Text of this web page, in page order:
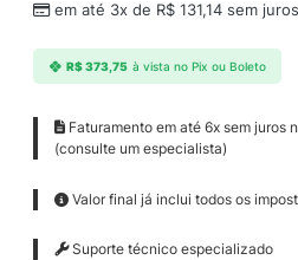
em até 3x de R$ 131,14 sem juros
R$373,75 à vista no Pix ou Boleto
Faturamento em até 6x sem juros
(consulte um especialista)
Valor final já inclui todos os
Suporte técnico especializado